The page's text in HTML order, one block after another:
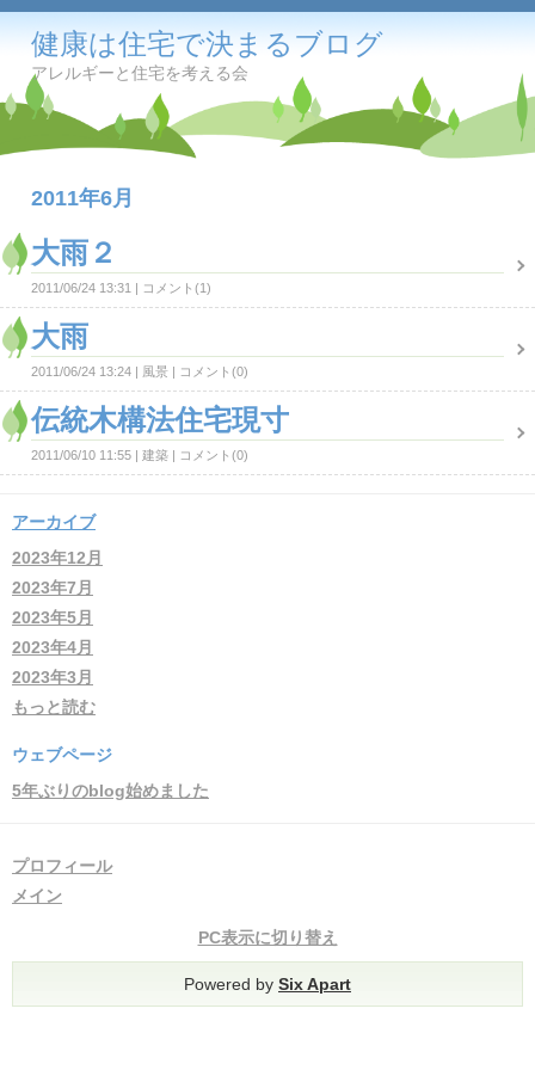
健康は住宅で決まるブログ
アレルギーと住宅を考える会
2011年6月
大雨２
2011/06/24 13:31 コメント(1)
大雨
2011/06/24 13:24 風景 コメント(0)
伝統木構法住宅現寸
2011/06/10 11:55 建築 コメント(0)
アーカイブ
2023年12月
2023年7月
2023年5月
2023年4月
2023年3月
もっと読む
ウェブページ
5年ぶりのblog始めました
プロフィール
メイン
PC表示に切り替え
Powered by Six Apart